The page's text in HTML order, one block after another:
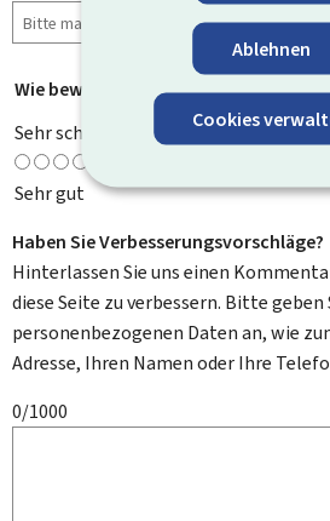
Ablehnen
Cookies
Wie bewerten Sie diese Seite? *
Sehr schlecht
Sehr gut
Haben Sie Verbesserungsvorschläge?
Hinterlassen Sie uns einen
diese Seite zu verbessern. Bitte geben
personenbezogenen Daten an, wie
Adresse, Ihren Namen oder Ihre
0/1000